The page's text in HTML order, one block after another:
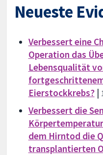
Neueste
Verbessert eine
Operation das
Lebensqualität
Eierstockkrebs?|
Verbessert die
dem Hirntod die
transplantierten